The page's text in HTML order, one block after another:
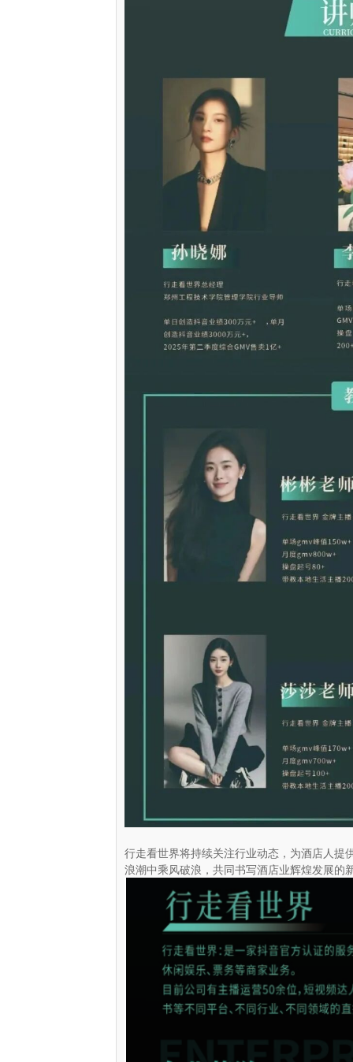
行走看世界将持续关注行业动态，为酒店人提
浪潮中乘风破浪，共同书写酒店业辉煌发展的